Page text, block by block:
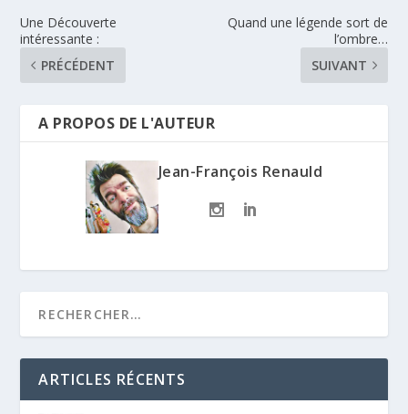
Une Découverte
intéressante :
PRÉCÉDENT
Quand une légende sort de
l’ombre…
SUIVANT
A PROPOS DE L'AUTEUR
Jean-François Renauld
ARTICLES RÉCENTS